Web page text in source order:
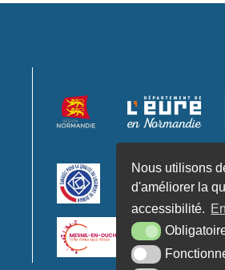
Nous utilisons
d'améliorer la
accessibilité.